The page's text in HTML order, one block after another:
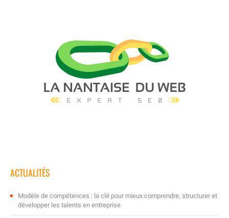
ACTUALITÉS
Modèle de compétences : la clé pour mieux comprendre, structurer et
développer les talents en entreprise